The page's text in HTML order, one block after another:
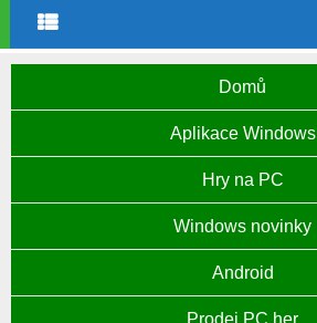
Domů
Aplikace Windows
Hry na PC
Windows novinky
Android
Prodej PC her